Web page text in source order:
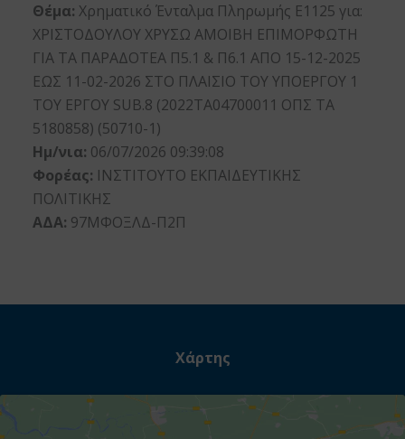
Θέμα: Χρηματικό Ένταλμα Πληρωμής Ε1125 για:
ΧΡΙΣΤΟΔΟΥΛΟΥ ΧΡΥΣΩ ΑΜΟΙΒΗ ΕΠΙΜΟΡΦΩΤΗ
ΓΙΑ ΤΑ ΠΑΡΑΔΟΤΕΑ Π5.1 & Π6.1 ΑΠΟ 15-12-2025
ΕΩΣ 11-02-2026 ΣΤΟ ΠΛΑΙΣΙΟ ΤΟΥ ΥΠΟΕΡΓΟΥ 1
ΤΟΥ ΕΡΓΟΥ SUB.8 (2022ΤΑ04700011 ΟΠΣ ΤΑ
5180858) (50710-1)
Ημ/νια: 06/07/2026 09:39:08
Φορέας: ΙΝΣΤΙΤΟΥΤΟ ΕΚΠΑΙΔΕΥΤΙΚΗΣ
ΠΟΛΙΤΙΚΗΣ
ΑΔΑ: 97ΜΦΟΞΛΔ-Π2Π
Χάρτης